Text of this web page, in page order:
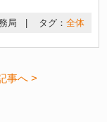
局 タグ： 全体
事へ >